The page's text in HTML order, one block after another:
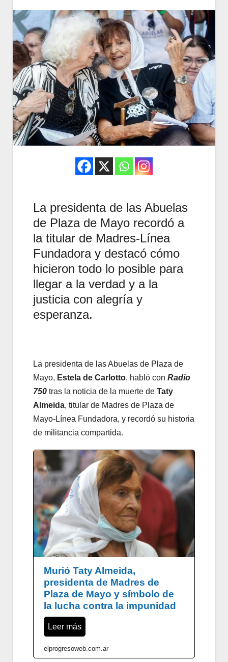
La presidenta de las Abuelas
de Plaza de Mayo recordó a
la titular de Madres-Línea
Fundadora y destacó cómo
hicieron todo lo posible para
llegar a la verdad y a la
justicia con alegría y
esperanza.
La presidenta de las Abuelas de Plaza de
Mayo, Estela de Carlotto, habló con Radio
750 tras la noticia de la muerte de Taty
Almeida, titular de Madres de Plaza de
Mayo-Línea Fundadora, y recordó su historia
de militancia compartida.
Murió Taty Almeida,
presidenta de Madres de
Plaza de Mayo y símbolo de
la lucha contra la impunidad
Leer más
elprogresoweb.com.ar